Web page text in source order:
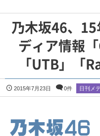
乃木坂46、
ディア情報
「UTB」「
2015年7月23日 0件 日刊メ